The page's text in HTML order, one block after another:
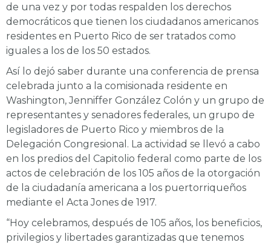
de una vez y por todas respalden los derechos
democráticos que tienen los ciudadanos americanos
residentes en Puerto Rico de ser tratados como
iguales a los de los 50 estados.
Así lo dejó saber durante una conferencia de prensa
celebrada junto a la comisionada residente en
Washington, Jenniffer González Colón y un grupo de
representantes y senadores federales, un grupo de
legisladores de Puerto Rico y miembros de la
Delegación Congresional. La actividad se llevó a cabo
en los predios del Capitolio federal como parte de los
actos de celebración de los 105 años de la otorgación
de la ciudadanía americana a los puertorriqueños
mediante el Acta Jones de 1917.
“Hoy celebramos, después de 105 años, los beneficios,
privilegios y libertades garantizadas que tenemos